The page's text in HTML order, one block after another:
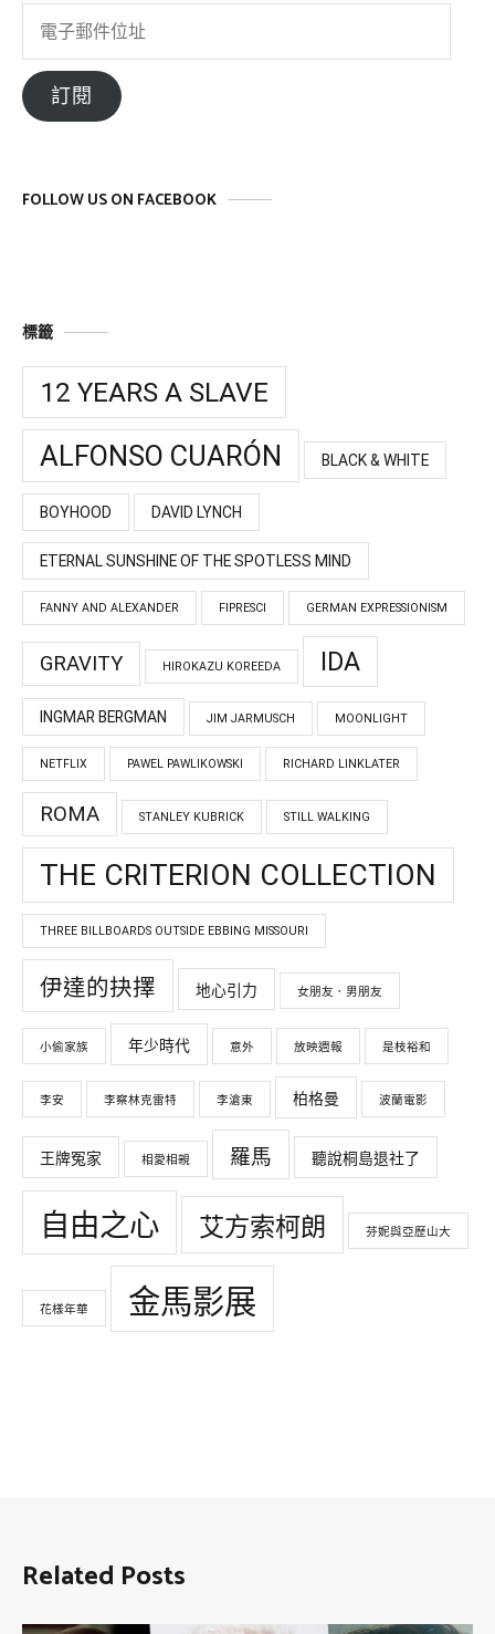
郵
件
訂閱
FOLLOW US ON FACEBOOK
標籤
12 YEARS A SLAVE
ALFONSO CUARÓN BLACK & WHITE
BOYHOOD DAVID LYNCH
ETERNAL SUNSHINE OF THE SPOTLESS MIND
FANNY AND ALEXANDER FIPRESCI GERMAN EXPRESSIONISM
GRAVITY HIROKAZU KOREEDA IDA
INGMAR BERGMAN JIM JARMUSCH MOONLIGHT
NETFLIX PAWEL PAWLIKOWSKI RICHARD LINKLATER
ROMA STANLEY KUBRICK STILL WALKING
THE CRITERION COLLECTION
THREE BILLBOARDS OUTSIDE EBBING MISSOURI
伊達的抉擇 地心引力 女朋友．男朋友
小偷家族 年少時代 意外 放映週報 是枝裕和
李安 李察林克雷特 李滄東 柏格曼 波蘭電影
王牌冤家 相愛相親 羅馬 聽說桐島退社了
自由之心 艾方索柯朗 芬妮與亞歷山大
花樣年華 金馬影展
Related Posts